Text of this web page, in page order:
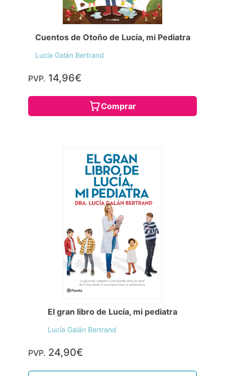
Cuentos de Otoño de Lucía, mi Pediatra
Lucía Galán Bertrand
PVP. 14,96€
Comprar
El gran libro de Lucía, mi pediatra
Lucía Galán Bertrand
PVP. 24,90€